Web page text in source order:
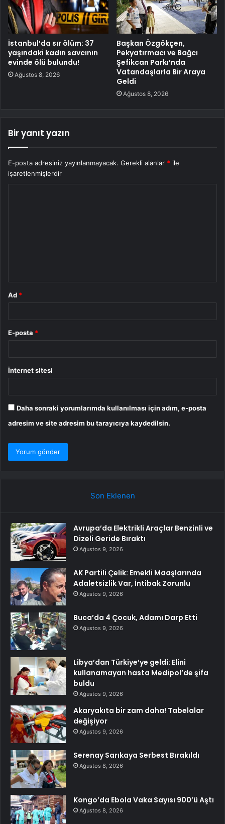
İstanbul’da sır ölüm: 37
yaşındaki kadın savcının
evinde ölü bulundu!
Ağustos 8, 2026
Başkan Özgökçen,
Pekyatırmacı ve Bağcı
Şefikcan Parkı’nda
Vatandaşlarla Bir Araya
Geldi
Ağustos 8, 2026
Bir yanıt yazın
E-posta adresiniz yayınlanmayacak. Gerekli alanlar * ile
işaretlenmişlerdir
Ad *
E-posta *
İnternet sitesi
Daha sonraki yorumlarımda kullanılması için adım, e-posta
adresim ve site adresim bu tarayıcıya kaydedilsin.
Son Eklenen
Avrupa’da Elektrikli Araçlar Benzinli ve
Dizeli Geride Bıraktı
Ağustos 9, 2026
AK Partili Çelik: Emekli Maaşlarında
Adaletsizlik Var, İntibak Zorunlu
Ağustos 9, 2026
Buca’da 4 Çocuk, Adamı Darp Etti
Ağustos 9, 2026
Libya’dan Türkiye’ye geldi: Elini
kullanamayan hasta Medipol’de şifa
buldu
Ağustos 9, 2026
Akaryakıta bir zam daha! Tabelalar
değişiyor
Ağustos 9, 2026
Serenay Sarıkaya Serbest Bırakıldı
Ağustos 8, 2026
Kongo’da Ebola Vaka Sayısı 900’ü Aştı
Ağustos 8, 2026